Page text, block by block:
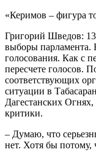
«Керимов – фигура
Григорий Шведов: 13
выборы парламента.
голосования. Как с
пересчете голосов.
соответствующих
ситуации в
Дагестанских
критики.
– Думаю, что
нет. Хотя бы потому,